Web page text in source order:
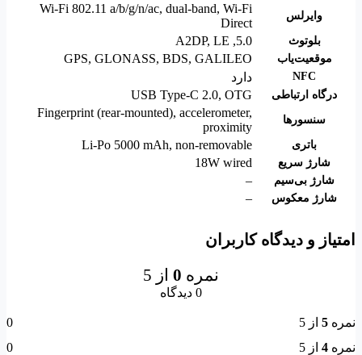
وایرلس
Wi-Fi 802.11 a/b/g/n/ac, dual-band, Wi-Fi
Direct
بلوتوث 5.0
,
A2DP, LE
موقعیت‌یاب GPS, GLONASS, BDS, GALILEO
NFC دارد
درگاه ارتباطی USB Type-C 2.0, OTG
سنسورها
Fingerprint (rear-mounted), accelerometer,
proximity
باتری Li-Po 5000 mAh, non-removable
شارژ سریع 18W wired
شارژ بی‌سیم –
شارژ معکوس –
امتیاز و دیدگاه کاربران
نمره 0 از 5
0 دیدگاه
نمره 5 از 5
0
نمره 4 از 5
0